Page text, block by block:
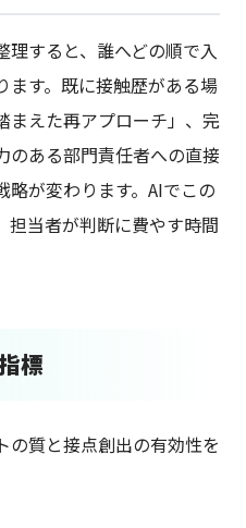
すると、誰へどの順で入
ます。既に接触歴がある場
まえた再アプローチ」、完
のある部門責任者への直接
が変わります。AIでこの
担当者が判断に費やす時間
標
の質と接点創出の有効性を